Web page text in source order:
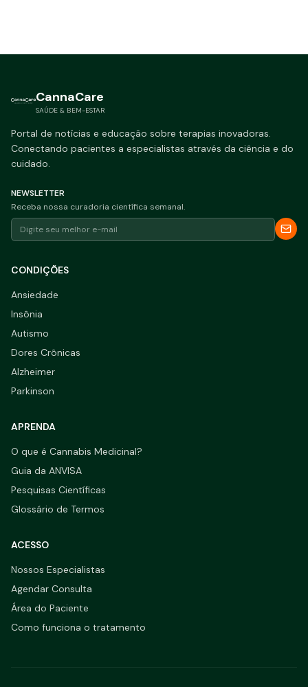
CannaCare
SAÚDE & BEM-ESTAR
Portal de notícias e educação sobre terapias inovadoras.
Conectando pacientes a especialistas através da ciência e do
cuidado.
NEWSLETTER
Receba nossa curadoria científica semanal.
CONDIÇÕES
Ansiedade
Insônia
Autismo
Dores Crônicas
Alzheimer
Parkinson
APRENDA
O que é Cannabis Medicinal?
Guia da ANVISA
Pesquisas Científicas
Glossário de Termos
ACESSO
Nossos Especialistas
Agendar Consulta
Área do Paciente
Como funciona o tratamento